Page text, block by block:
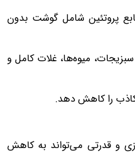
پروتئین شامل گوشت بدون
میوه‌ها، غلات کامل و
را کاهش دهد.
و قدرتی می‌تواند به کاهش